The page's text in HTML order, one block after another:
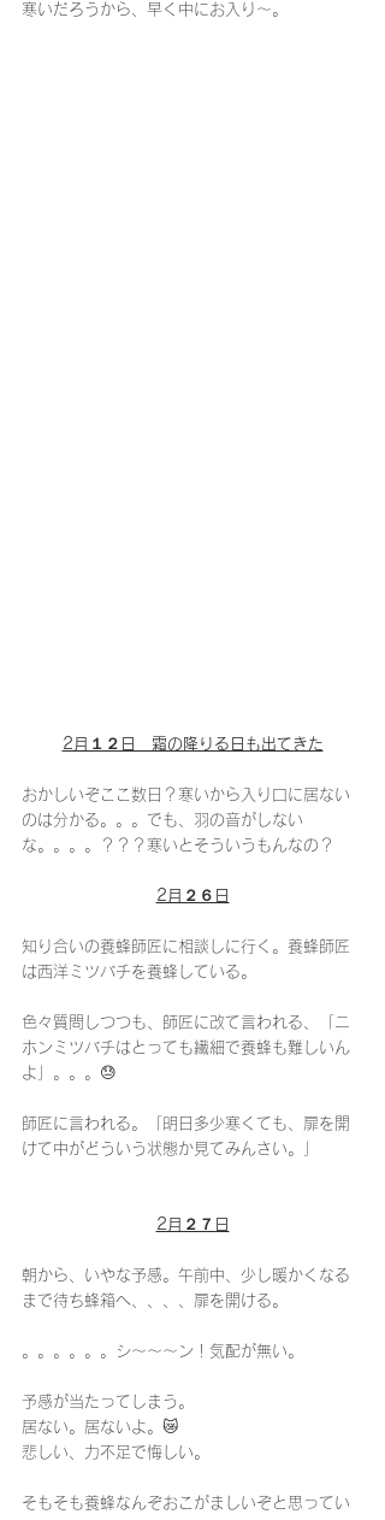
寒いだろうから、早く中にお入り〜。
2月１２日　霜の降りる日も出てきた
おかしいぞここ数日？寒いから入り口に居ない
のは分かる。。。でも、羽の音がしない
な。。。。？？？寒いとそういうもんなの？
2月２６日
知り合いの養蜂師匠に相談しに行く。養蜂師匠
は西洋ミツバチを養蜂している。
色々質問しつつも、師匠に改て言われる、「ニ
ホンミツバチはとっても繊細で養蜂も難しいん
よ」。。。😓
師匠に言われる。「明日多少寒くても、扉を開
けて中がどういう状態か見てみんさい。」
2月２７日
朝から、いやな予感。午前中、少し暖かくなる
まで待ち蜂箱へ、、、、扉を開ける。
。。。。。。シ〜〜〜ン！気配が無い。
予感が当たってしまう。
居ない。居ないよ。😿
悲しい、力不足で悔しい。
そもそも養蜂なんぞおこがましいぞと思ってい